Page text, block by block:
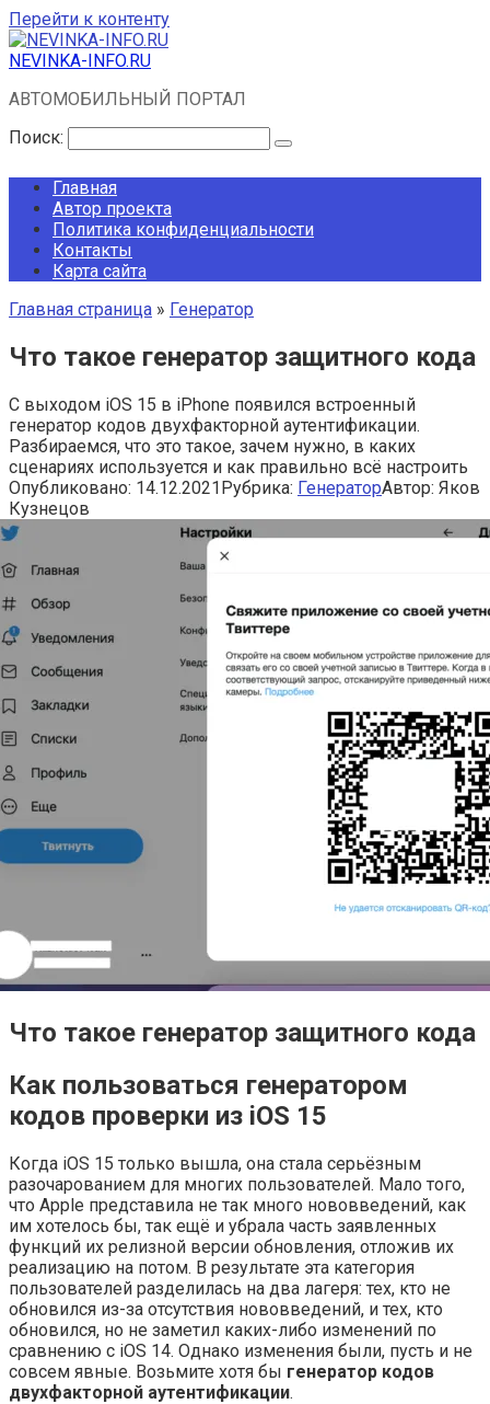
Перейти к контенту
NEVINKA-INFO.RU
АВТОМОБИЛЬНЫЙ ПОРТАЛ
Поиск:
Главная
Автор проекта
Политика конфиденциальности
Контакты
Карта сайта
Главная страница » Генератор
Что такое генератор защитного кода
С выходом iOS 15 в iPhone появился встроенный
генератор кодов двухфакторной аутентификации.
Разбираемся, что это такое, зачем нужно, в каких
сценариях используется и как правильно всё настроить
Опубликовано: 14.12.2021Рубрика: ГенераторАвтор: Яков
Кузнецов
Что такое генератор защитного кода
Как пользоваться генератором
кодов проверки из iOS 15
Когда iOS 15 только вышла, она стала серьёзным
разочарованием для многих пользователей. Мало того,
что Apple представила не так много нововведений, как
им хотелось бы, так ещё и убрала часть заявленных
функций их релизной версии обновления, отложив их
реализацию на потом. В результате эта категория
пользователей разделилась на два лагеря: тех, кто не
обновился из-за отсутствия нововведений, и тех, кто
обновился, но не заметил каких-либо изменений по
сравнению с iOS 14. Однако изменения были, пусть и не
совсем явные. Возьмите хотя бы генератор кодов
двухфакторной аутентификации.